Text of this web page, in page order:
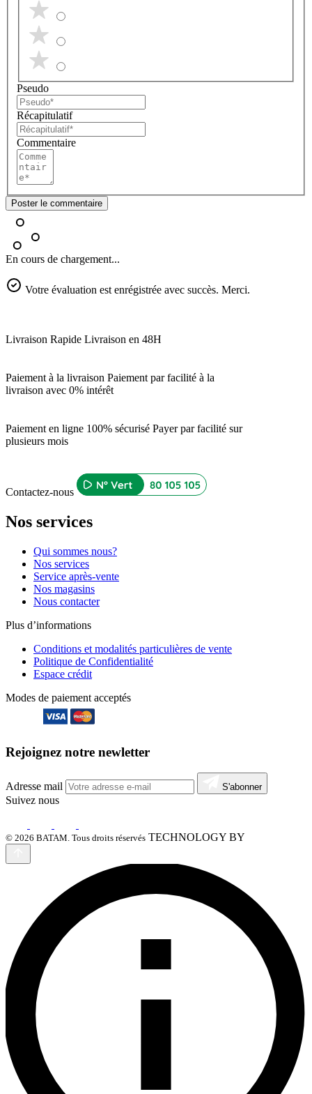
Pseudo
Récapitulatif
Commentaire
Poster le commentaire
En cours de chargement...
Votre évaluation est enrégistrée avec succès. Merci.
Livraison Rapide Livraison en 48H
Paiement à la livraison Paiement par facilité à la
livraison avec 0% intérêt
Paiement en ligne 100% sécurisé Payer par facilité sur
plusieurs mois
Contactez-nous
Nos services
Qui sommes nous?
Nos services
Service après-vente
Nos magasins
Nous contacter
Plus d’informations
Conditions et modalités particulières de vente
Politique de Confidentialité
Espace crédit
Modes de paiement acceptés
Rejoignez notre newletter
Adresse mail S'abonner
Suivez nous
© 2026 BATAM. Tous droits réservés TECHNOLOGY BY